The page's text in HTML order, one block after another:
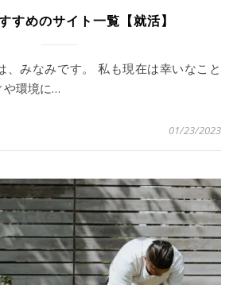
すめのサイト一覧【就活】
や環境に…
01/23/2023